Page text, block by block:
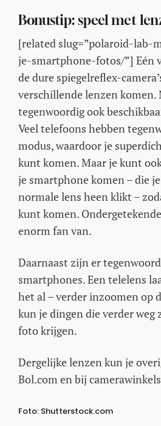
Bonustip: speel met
[related slug=”polaroid-lab-
je-smartphone-fotos/”] Eén
de dure spiegelreflex-
verschillende lenzen komen.
tegenwoordig ook
Veel telefoons hebben
modus, waardoor je
kunt komen. Maar je kunt
je smartphone komen – die
normale lens heen klikt –
kunt komen.
enorm fan van.
Daarnaast zijn er
smartphones. Een telelens
het al – verder inzoomen op
kun je dingen die verder
foto krijgen.
Dergelijke lenzen kun je
Bol.com en bij
Foto: Shutterstock.com